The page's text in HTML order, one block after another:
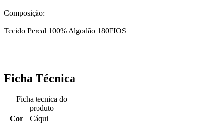
Composição:
Tecido Percal 100% Algodão 180FIOS
Ficha Técnica
Ficha tecnica do
produto
Cor
Cáqui